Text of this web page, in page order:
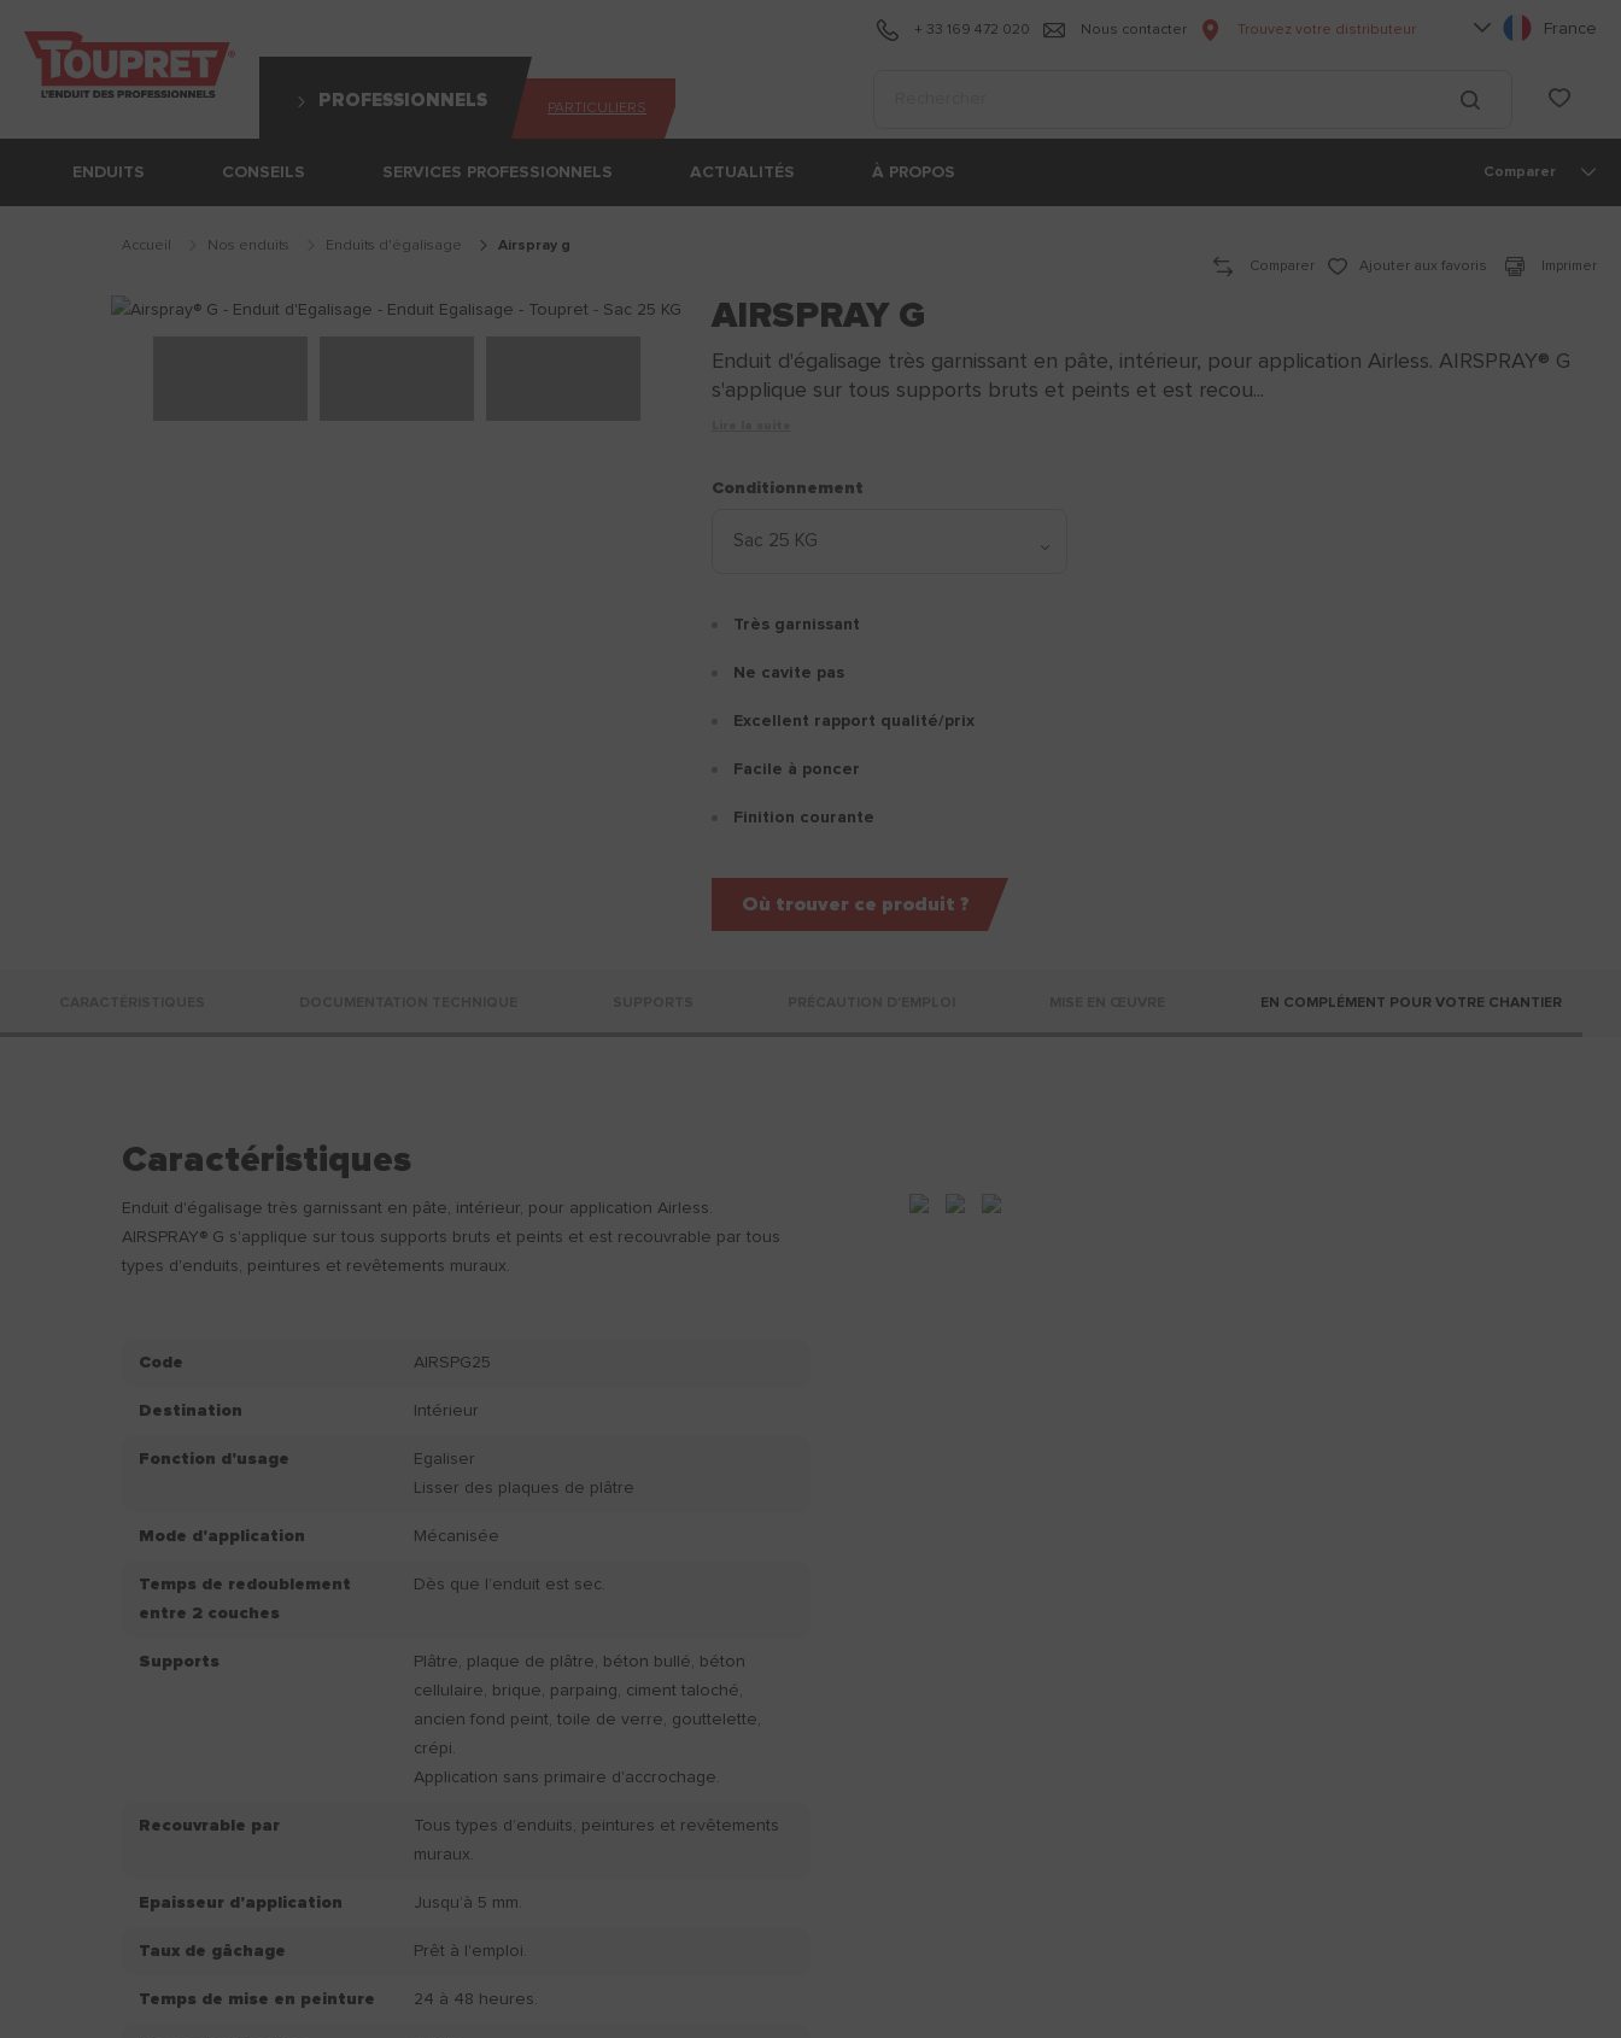
PROFESSIONNELS PARTICULIERS
+ 33 169 472 020 Nous contacter Trouvez votre distributeur Choisissez votre
France
Lancer la
ENDUITS CONSEILS SERVICES PROFESSIONNELS ACTUALITÉS À PROPOS Comparer
Accueil Nos enduits enduits d'égalisage
airspray g
Comparer
Ajouter aux favoris Imprimer
AIRSPRAY G
Enduit d'égalisage très garnissant en pâte, intérieur, pour application Airless. AIRSPRAY® G
s'applique sur tous supports bruts et peints et est recou...
Conditionnement
Très garnissant
Ne cavite pas
Excellent rapport qualité/prix
Facile à poncer
Finition courante
Où trouver ce produit ?
EN COMPLÉMENT POUR VOTRE CHANTIER
Caractéristiques
Enduit d'égalisage très garnissant en pâte, intérieur, pour application Airless.
AIRSPRAY® G s'applique sur tous supports bruts et peints et est recouvrable par tous
types d'enduits, peintures et revêtements muraux.
Code AIRSPG25
Destination Intérieur
Fonction d'usage
Egaliser
Lisser des plaques de plâtre
Mode d'application Mécanisée
Temps de redoublement
entre 2 couches
Dès que l’enduit est sec.
Supports
Plâtre, plaque de plâtre, béton bullé, béton
cellulaire, brique, parpaing, ciment taloché,
ancien fond peint, toile de verre, gouttelette,
crépi.
Application sans primaire d'accrochage.
Recouvrable par
Tous types d’enduits, peintures et revêtements
muraux.
Epaisseur d'application Jusqu’à 5 mm.
Taux de gâchage Prêt à l'emploi.
Temps de mise en peinture 24 à 48 heures.